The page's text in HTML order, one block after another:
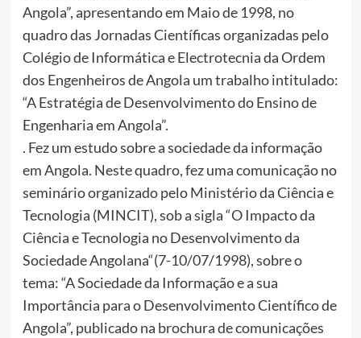
Angola”, apresentando em Maio de 1998, no
quadro das Jornadas Científicas organizadas pelo
Colégio de Informática e Electrotecnia da Ordem
dos Engenheiros de Angola um trabalho intitulado:
“A Estratégia de Desenvolvimento do Ensino de
Engenharia em Angola”.
. Fez um estudo sobre a sociedade da informação
em Angola. Neste quadro, fez uma comunicação no
seminário organizado pelo Ministério da Ciência e
Tecnologia (MINCIT), sob a sigla “O Impacto da
Ciência e Tecnologia no Desenvolvimento da
Sociedade Angolana“(7-10/07/1998), sobre o
tema: “A Sociedade da Informação e a sua
Importância para o Desenvolvimento Científico de
Angola”, publicado na brochura de comunicações